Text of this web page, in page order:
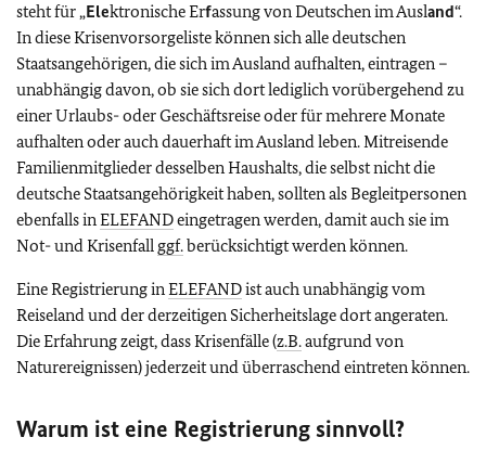
steht für „Elektronische Erfassung von Deutschen im Ausland“.
In diese Krisenvorsorgeliste können sich alle deutschen
Staatsangehörigen, die sich im Ausland aufhalten, eintragen –
unabhängig davon, ob sie sich dort lediglich vorübergehend zu
einer Urlaubs- oder Geschäftsreise oder für mehrere Monate
aufhalten oder auch dauerhaft im Ausland leben. Mitreisende
Familienmitglieder desselben Haushalts, die selbst nicht die
deutsche Staatsangehörigkeit haben, sollten als Begleitpersonen
ebenfalls inELEFANDeingetragen werden, damit auch sie im
Not- und Krisenfall ggf.berücksichtigt werden können.
Eine Registrierung inELEFANDist auch unabhängig vom
Reiseland und der derzeitigen Sicherheitslage dort angeraten.
Die Erfahrung zeigt, dass Krisenfälle (z.B.aufgrund von
Naturereignissen) jederzeit und überraschend eintreten können.
Warum ist eine Registrierung sinnvoll?